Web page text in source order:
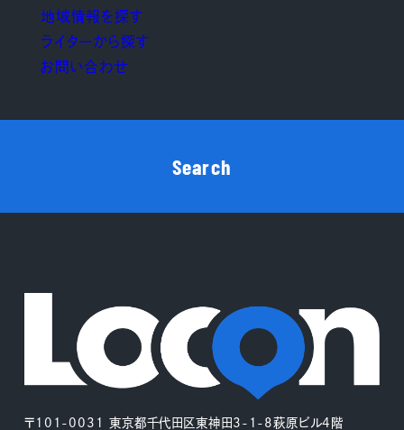
〒101-0031 東京都千代田区東神田3-1-8萩原ビル4階
地域情報を探す
ライターから探す
お問い合わせ
Search